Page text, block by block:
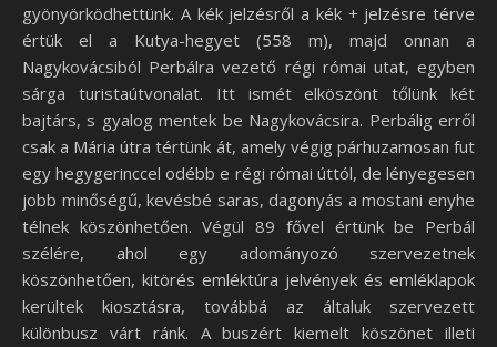
gyönyörködhettünk. A kék jelzésről a kék + jelzésre térve
értük el a Kutya-hegyet (558 m), majd onnan a
Nagykovácsiból Perbálra vezető régi római utat, egyben
sárga turistaútvonalat. Itt ismét elköszönt tőlünk két
bajtárs, s gyalog mentek be Nagykovácsira. Perbálig erről
csak a Mária útra tértünk át, amely végig párhuzamosan fut
egy hegygerinccel odébb e régi római úttól, de lényegesen
jobb minőségű, kevésbé saras, dagonyás a mostani enyhe
télnek köszönhetően. Végül 89 fővel értünk be Perbál
szélére, ahol egy adományozó szervezetnek
köszönhetően, kitörés emléktúra jelvények és emléklapok
kerültek kiosztásra, továbbá az általuk szervezett
különbusz várt ránk. A buszért kiemelt köszönet illeti